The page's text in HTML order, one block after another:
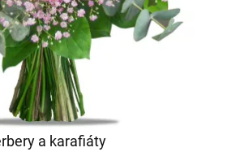
a karafiáty